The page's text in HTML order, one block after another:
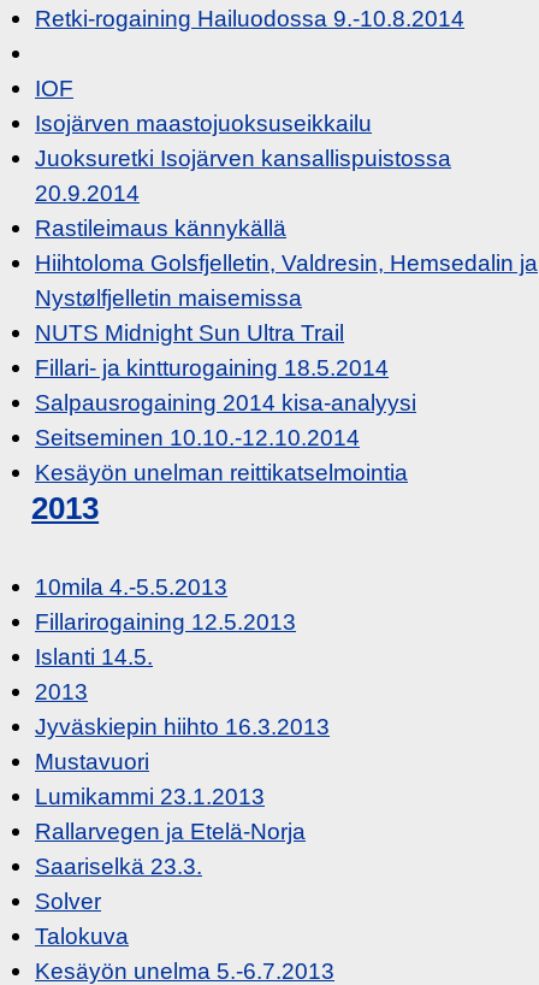
Retki-rogaining Hailuodossa 9.-10.8.2014
IOF
Isojärven maastojuoksuseikkailu
Juoksuretki Isojärven kansallispuistossa
20.9.2014
Rastileimaus kännykällä
Hiihtoloma Golsfjelletin, Valdresin, Hemsedalin ja
Nystølfjelletin maisemissa
NUTS Midnight Sun Ultra Trail
Fillari- ja kintturogaining 18.5.2014
Salpausrogaining 2014 kisa-analyysi
Seitseminen 10.10.-12.10.2014
Kesäyön unelman reittikatselmointia
2013
10mila 4.-5.5.2013
Fillarirogaining 12.5.2013
Islanti 14.5.
2013
Jyväskiepin hiihto 16.3.2013
Mustavuori
Lumikammi 23.1.2013
Rallarvegen ja Etelä-Norja
Saariselkä 23.3.
Solver
Talokuva
Kesäyön unelma 5.-6.7.2013